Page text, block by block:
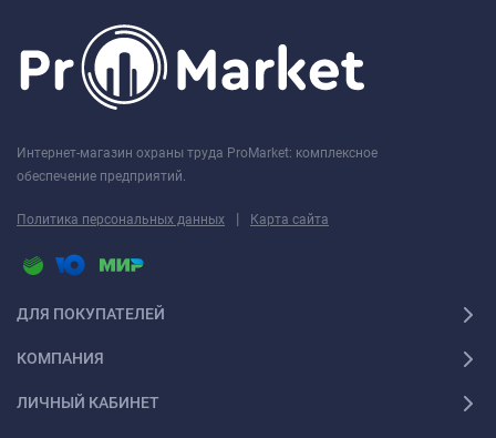
Интернет-магазин охраны труда ProMarket: комплексное
обеспечение предприятий.
Политика персональных данных | Карта сайта
ДЛЯ ПОКУПАТЕЛЕЙ
КОМПАНИЯ
ЛИЧНЫЙ КАБИНЕТ